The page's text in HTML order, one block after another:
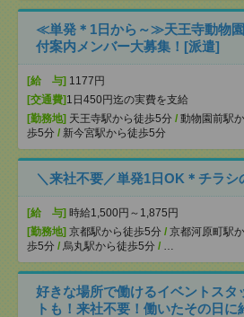
≪単発＊1日から～≫天王寺動物
付案内メンバー大募集！[派遣]
[給 与] 1177円
[交通費] 1日450円迄の実費を支給
[勤務地] 天王寺駅から徒歩5分 / 動物園前駅
歩5分 / 新今宮駅から徒歩5分
＼来社不要／単発1日OK＊チラシ
[給 与] 時給1,500円～1,875円
[勤務地] 京都駅から徒歩5分 / 京都河原町駅
歩5分 / 烏丸駅から徒歩5分 / …
好きな場所で働けるイベントス
トも！来社不要！働いたその日